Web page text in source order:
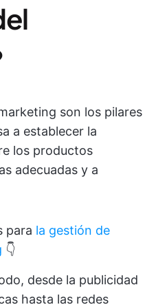
son los pilares
a establecer la
los productos
adecuadas y a
para la gestión de
👇
desde la publicidad
hasta las redes